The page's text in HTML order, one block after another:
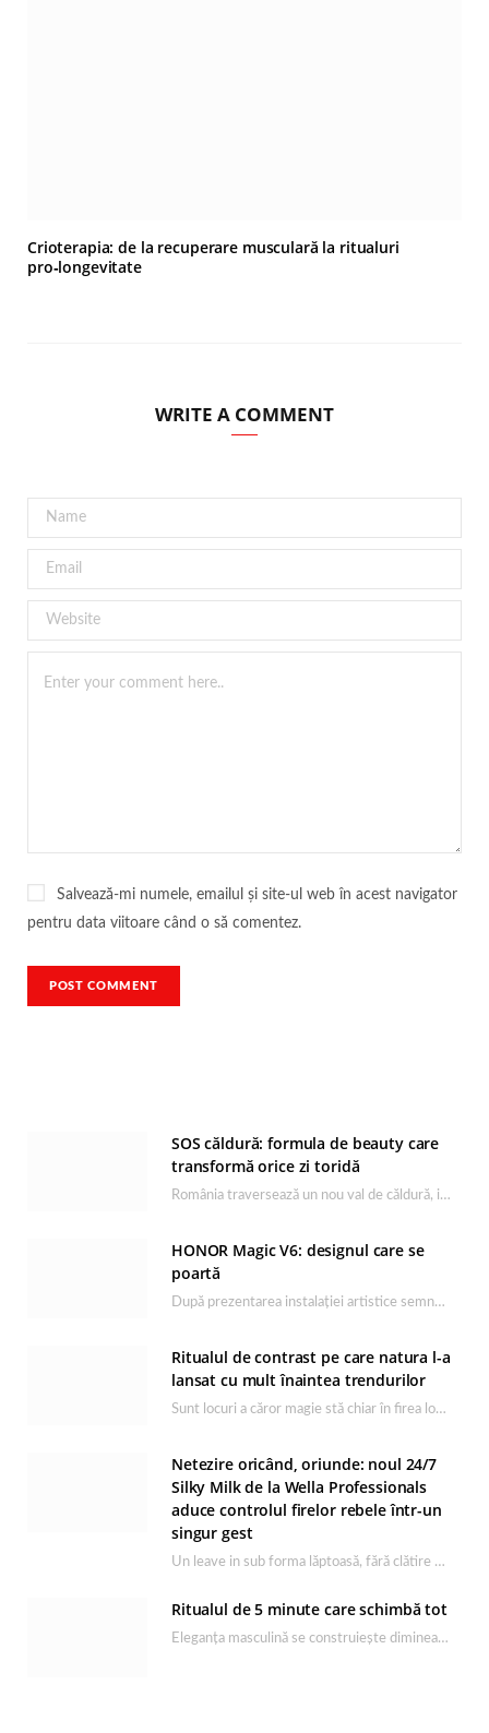
Crioterapia: de la recuperare musculară la ritualuri
pro‑longevitate
WRITE A COMMENT
Salvează-mi numele, emailul și site-ul web în acest navigator
pentru data viitoare când o să comentez.
SOS căldură: formula de beauty care
transformă orice zi toridă
România traversează un nou val de căldură, iar rutina de îngrijire capătă un rol esențial…
HONOR Magic V6: designul care se
poartă
După prezentarea instalației artistice semnată de Catrinel Săbăciag în cadrul evenimentului de lansare HONOR Magic…
Ritualul de contrast pe care natura l-a
lansat cu mult înaintea trendurilor
Sunt locuri a căror magie stă chiar în firea lor naturală, iar Lacul Ursu din…
Netezire oricând, oriunde: noul 24/7
Silky Milk de la Wella Professionals
aduce controlul firelor rebele într-un
singur gest
Un leave in sub forma lăptoasă, fără clătire care completează rutina Ultimate Smooth și transformă…
Ritualul de 5 minute care schimbă tot
Eleganța masculină se construiește dimineața, în câteva minute și cu produsele potrivite. O rutină de…